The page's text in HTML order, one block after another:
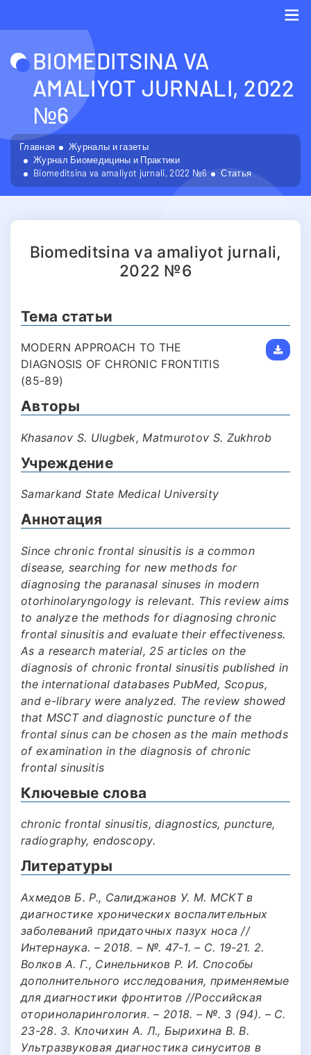
BIOMEDITSINA VA
AMALIYOT JURNALI, 2022
№6
Главная
Журналы и газеты
Журнал Биомедицины и Практики
Biomeditsina va amaliyot jurnali, 2022 №6
Статья
Biomeditsina va amaliyot jurnali,
2022 №6
Тема статьи
MODERN APPROACH TO THE
DIAGNOSIS OF CHRONIC FRONTITIS
(85-89)
Авторы
Khasanov S. Ulugbek, Matmurotov S. Zukhrob
Учреждение
Samarkand State Medical University
Аннотация
Since chronic frontal sinusitis is a common
disease, searching for new methods for
diagnosing the paranasal sinuses in modern
otorhinolaryngology is relevant. This review aims
to analyze the methods for diagnosing chronic
frontal sinusitis and evaluate their effectiveness.
As a research material, 25 articles on the
diagnosis of chronic frontal sinusitis published in
the international databases PubMed, Scopus,
and e-library were analyzed. The review showed
that MSCT and diagnostic puncture of the
frontal sinus can be chosen as the main methods
of examination in the diagnosis of chronic
frontal sinusitis
Ключевые слова
chronic frontal sinusitis, diagnostics, puncture,
radiography, endoscopy.
Литературы
Ахмедов Б. Р., Салиджанов У. М. МСКТ в
диагностике хронических воспалительных
заболеваний придаточных пазух носа //
Интернаука. – 2018. – №. 47-1. – С. 19-21. 2.
Волков А. Г., Синельников Р. И. Способы
дополнительного исследования, применяемые
для диагностики фронтитов //Российская
оториноларингология. – 2018. – №. 3 (94). – С.
23-28. 3. Клочихин А. Л., Бырихина В. В.
Ультразвуковая диагностика синуситов в